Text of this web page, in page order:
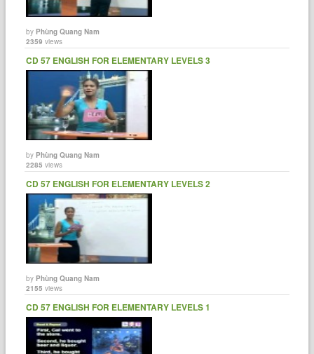
byPhùng Quang Nam
2359 views
CD 57 ENGLISH FOR ELEMENTARY LEVELS 3
byPhùng Quang Nam
2285 views
CD 57 ENGLISH FOR ELEMENTARY LEVELS 2
byPhùng Quang Nam
2155 views
CD 57 ENGLISH FOR ELEMENTARY LEVELS 1